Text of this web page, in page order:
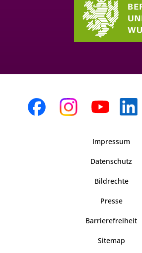
Impressum
Datenschutz
Bildrechte
Presse
Barrierefreiheit
Sitemap